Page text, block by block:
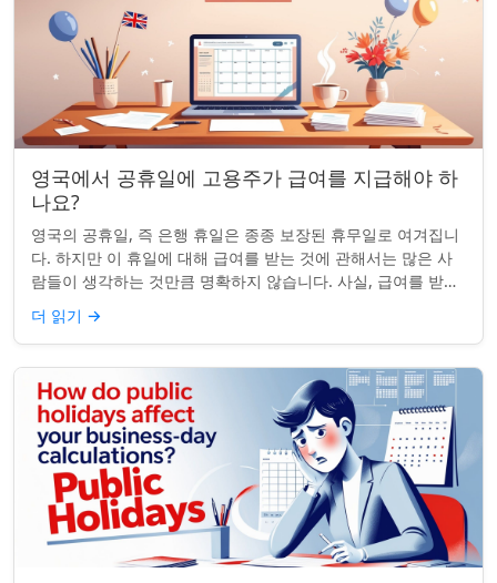
영국에서 공휴일에 고용주가 급여를 지급해야 하
나요?
영국의 공휴일, 즉 은행 휴일은 종종 보장된 휴무일로 여겨집니
다. 하지만 이 휴일에 대해 급여를 받는 것에 관해서는 많은 사
람들이 생각하는 것만큼 명확하지 않습니다. 사실, 급여를 받거
나 하루 쉬는 것이 전적으로 계...
더 읽기 →